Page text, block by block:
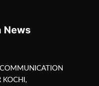
News
KOCHI,